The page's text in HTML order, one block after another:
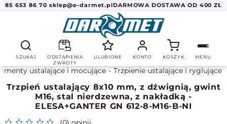
85 653 86 70 sklep@e-darmet.plDARMOWA DOSTAWA OD 400 ZŁ
SZUKAJ
ODSTĄPIENIA
ZWROTY
ULUBIONE KONTO KOSZYK MENU
ustalające i mocujące Trzpienie ustalające i ryglujące
Trzpień ustalający 8x10 mm, z dźwignią, gwint
M16, stal nierdzewna, z nakładką -
ELESA+GANTER GN 612-8-M16-B-NI